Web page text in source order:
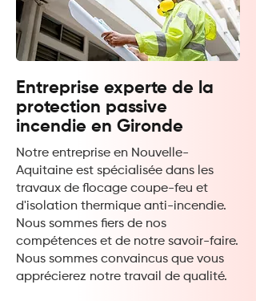
Entreprise experte de la
protection passive
incendie en Gironde
Notre entreprise en Nouvelle-
Aquitaine est spécialisée dans les
travaux de flocage coupe-feu et
d'isolation thermique anti-incendie.
Nous sommes fiers de nos
compétences et de notre savoir-faire.
Nous sommes convaincus que vous
apprécierez notre travail de qualité.